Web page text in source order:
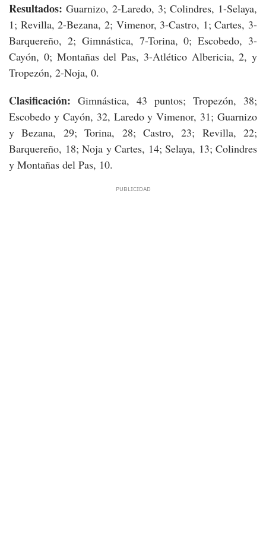
Resultados: Guarnizo, 2-Laredo, 3; Colindres, 1-Selaya,
1; Revilla, 2-Bezana, 2; Vimenor, 3-Castro, 1; Cartes, 3-
Barquereño, 2; Gimnástica, 7-Torina, 0; Escobedo, 3-
Cayón, 0; Montañas del Pas, 3-Atlético Albericia, 2, y
Tropezón, 2-Noja, 0.
Clasificación: Gimnástica, 43 puntos; Tropezón, 38;
Escobedo y Cayón, 32, Laredo y Vimenor, 31; Guarnizo
y Bezana, 29; Torina, 28; Castro, 23; Revilla, 22;
Barquereño, 18; Noja y Cartes, 14; Selaya, 13; Colindres
y Montañas del Pas, 10.